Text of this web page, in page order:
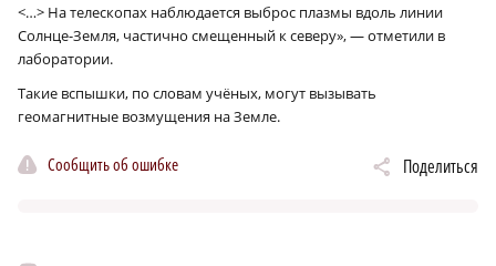
<…> На телескопах наблюдается выброс плазмы вдоль линии
Солнце-Земля, частично смещенный к северу», — отметили в
лаборатории.
Такие вспышки, по словам учёных, могут вызывать
геомагнитные возмущения на Земле.
Сообщить об ошибке Поделиться